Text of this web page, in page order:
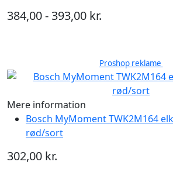
384,00 - 393,00 kr.
Proshop reklame
Mere information
Bosch MyMoment TWK2M164
rød/sort
302,00 kr.